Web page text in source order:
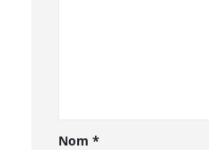
Nom*